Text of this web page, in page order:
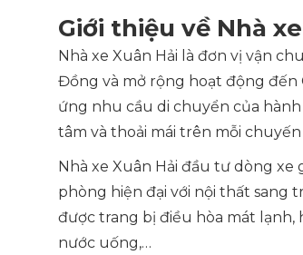
Giới thiệu về Nhà
Nhà xe Xuân Hải là đơn vị vận
Đồng và mở rộng hoạt động đến
ứng nhu cầu di chuyển của
tâm và thoải mái trên mỗi chuyến
Nhà xe Xuân Hải đầu tư dòng xe
phòng hiện đại với nội thất sang
được trang bị điều hòa mát
nước uống,…